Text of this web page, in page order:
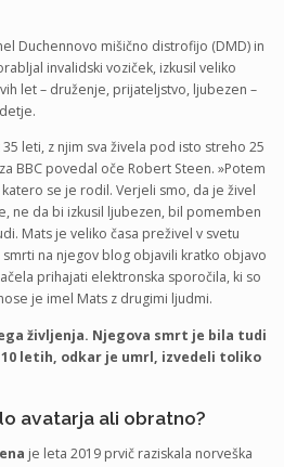
Duchennovo mišično distrofijo (DMD) in
invalidski voziček, izkusil veliko
let – druženje, prijateljstvo, ljubezen –
leti, z njim sva živela pod isto streho 25
BBC povedal oče Robert Steen. »Potem
se je rodil. Verjeli smo, da je živel
ne da bi izkusil ljubezen, bil pomemben
Mats je veliko časa preživel v svetu
na njegov blog objavili kratko objavo
prihajati elektronska sporočila, ki so
je imel Mats z drugimi ljudmi.
življenja. Njegova smrt je bila tudi
letih, odkar je umrl, izvedeli toliko
avatarja ali obratno?
je leta 2019 prvič raziskala norveška